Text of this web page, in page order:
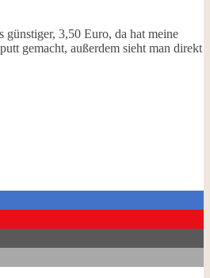
günstiger, 3,50 Euro, da hat meine
gemacht, außerdem sieht man direkt